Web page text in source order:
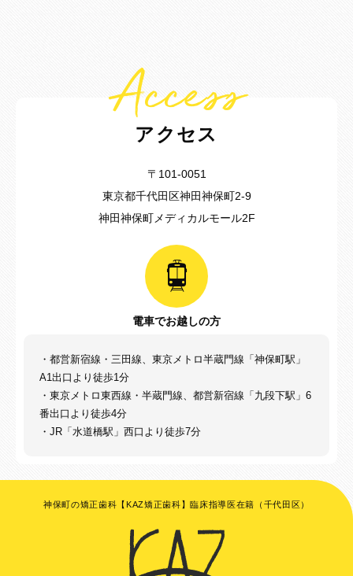
Access
アクセス
〒101-0051
東京都千代田区神田神保町2-9
神田神保町メディカルモール2F
電車でお越しの方
・都営新宿線・三田線、東京メトロ半蔵門線「神保町駅」
A1出口より徒歩1分
・東京メトロ東西線・半蔵門線、都営新宿線「九段下駅」6
番出口より徒歩4分
・JR「水道橋駅」西口より徒歩7分
神保町の矯正歯科【KAZ矯正歯科】臨床指導医在籍（千代田区）